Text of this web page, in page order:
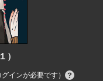
）
インが必要です）